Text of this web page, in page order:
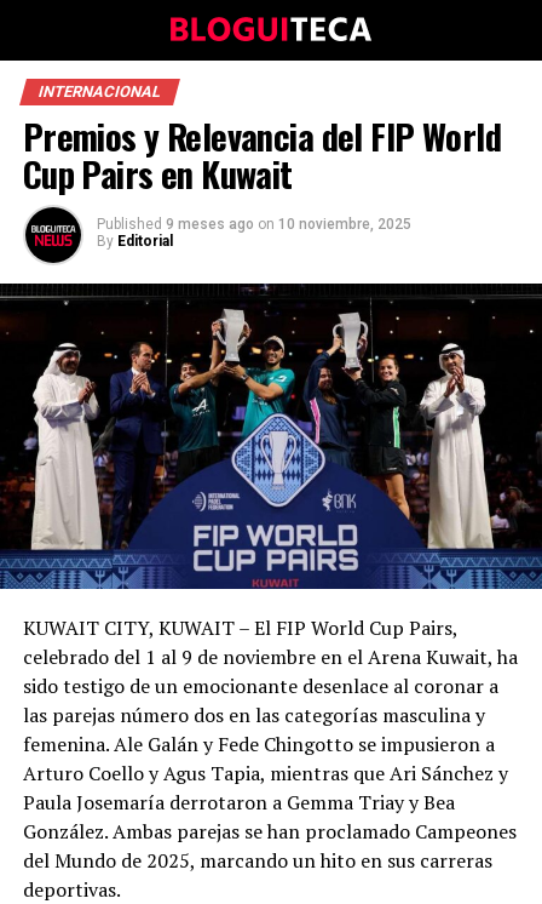
INTERNACIONAL
Premios y Relevancia del FIP World
Cup Pairs en Kuwait
Published 9 meses ago on 10 noviembre, 2025
By Editorial
KUWAIT CITY, KUWAIT – El FIP World Cup Pairs,
celebrado del 1 al 9 de noviembre en el Arena Kuwait, ha
sido testigo de un emocionante desenlace al coronar a
las parejas número dos en las categorías masculina y
femenina. Ale Galán y Fede Chingotto se impusieron a
Arturo Coello y Agus Tapia, mientras que Ari Sánchez y
Paula Josemaría derrotaron a Gemma Triay y Bea
González. Ambas parejas se han proclamado Campeones
del Mundo de 2025, marcando un hito en sus carreras
deportivas.